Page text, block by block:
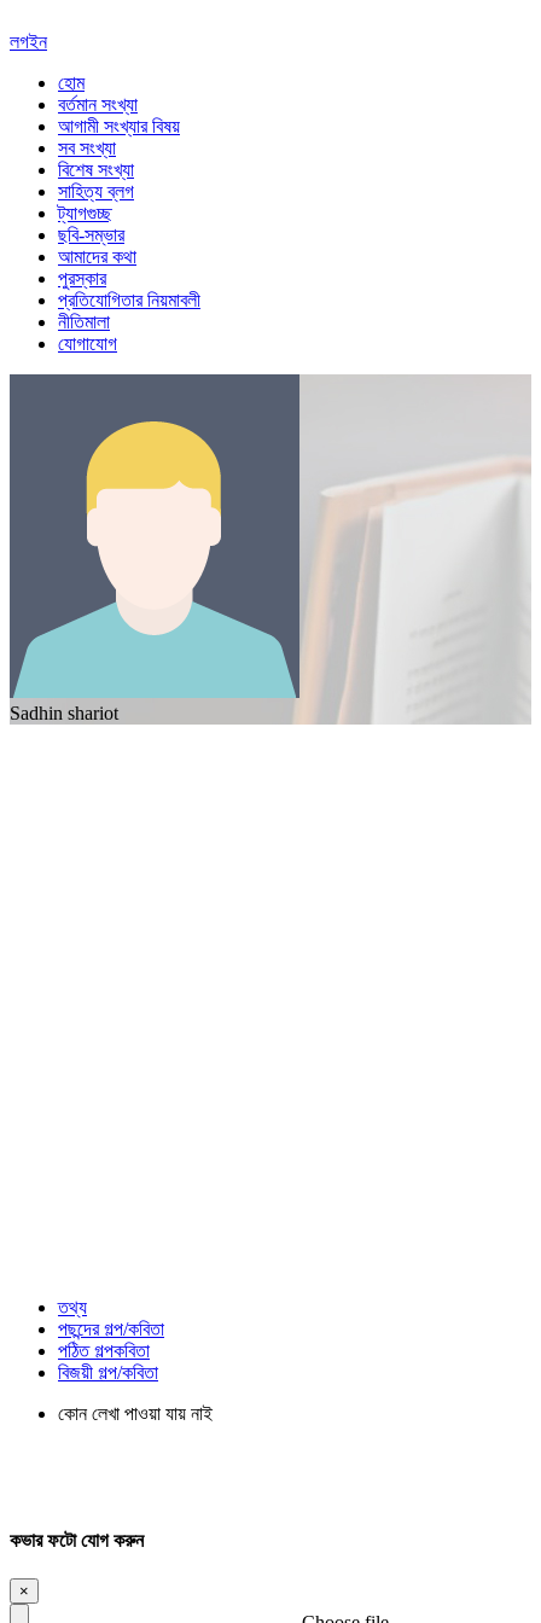
লগইন
হোম
বর্তমান সংখ্যা
আগামী সংখ্যার বিষয়
সব সংখ্যা
বিশেষ সংখ্যা
সাহিত্য ব্লগ
ট্যাগগুচ্ছ
ছবি-সম্ভার
আমাদের কথা
পুরস্কার
প্রতিযোগিতার নিয়মাবলী
নীতিমালা
যোগাযোগ
Sadhin shariot
তথ্য
পছন্দের গল্প/কবিতা
পঠিত গল্পকবিতা
বিজয়ী গল্প/কবিতা
কোন লেখা পাওয়া যায় নাই
কভার ফটো যোগ করুন
×